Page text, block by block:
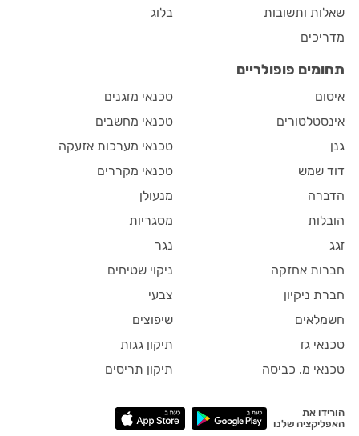
שאלות ותשובות
מדריכים
בלוג
תחומים פופולריים
איטום
אינסטלטורים
גנן
דוד שמש
הדברה
הובלות
זגג
חברות אחזקה
חברת ניקיון
חשמלאים
טכנאי גז
טכנאי מ. כביסה
טכנאי מזגנים
טכנאי מחשבים
טכנאי מערכות אזעקה
טכנאי מקררים
מנעולן
מסגריות
נגר
ניקוי שטיחים
צבעי
שיפוצים
תיקון גגות
תיקון תריסים
הורידו את
האפליקציה שלנו